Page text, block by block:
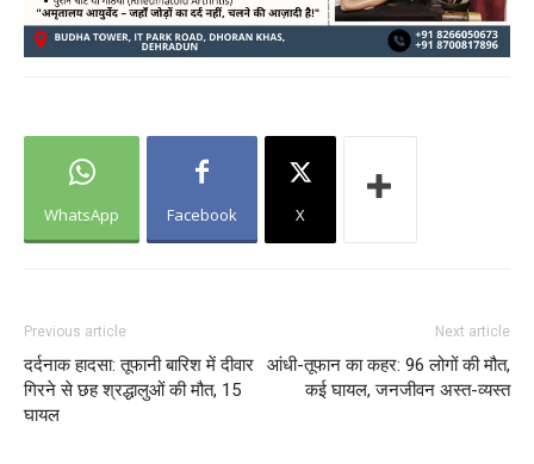
WhatsApp Facebook X
Previous article
दर्दनाक हादसा: तूफानी बारिश में दीवार
गिरने से छह श्रद्धालुओं की मौत, 15
घायल
Next article
आंधी-तूफान का कहर: 96 लोगों की मौत,
कई घायल, जनजीवन अस्त-व्यस्त